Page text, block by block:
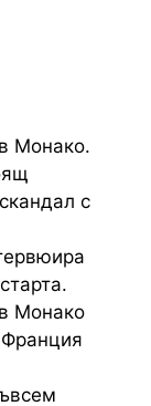
Монако.
с
Монако
Франция